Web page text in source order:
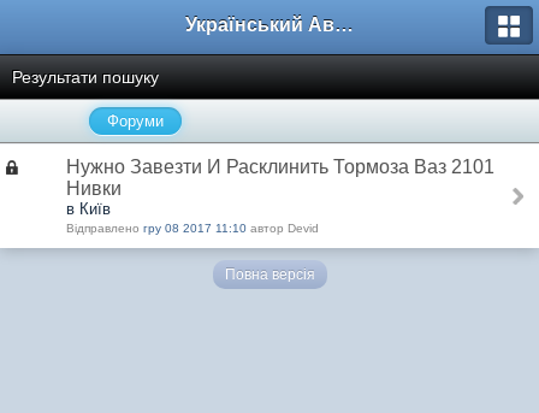
Український Автоклуб ВАЗ
Результати пошуку
Форуми
Нужно Завезти И Расклинить Тормоза Ваз 2101
Нивки
в Київ
Відправлено гру 08 2017 11:10 автор Devid
Повна версія